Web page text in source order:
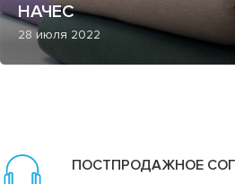
НАЧЕС
28 июля 2022
ПОСТПРОДАЖНОЕ